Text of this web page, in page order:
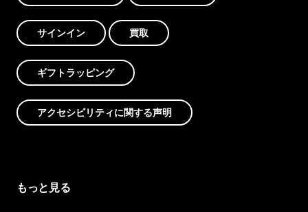
サインイン 買取
ギフトラッピング
アクセシビリティに関する声明
もっと見る